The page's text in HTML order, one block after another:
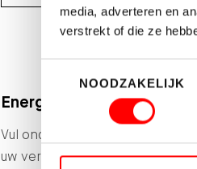
media, adverteren en
verstrekt of die ze
NOODZAKELIJK
Energieverbruik en
Vul onderstaande velden in en
uw verwachte energieverbruik